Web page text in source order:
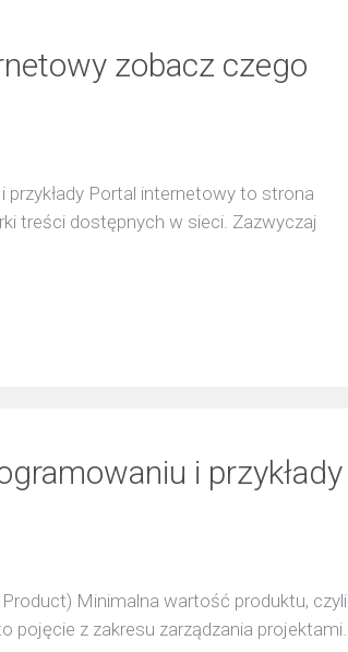
zobacz czego
Portal internetowy to strona
treści dostępnych w sieci. Zazwyczaj
i przykłady
Minimalna wartość produktu, czyli
pojęcie z zakresu zarządzania projektami…